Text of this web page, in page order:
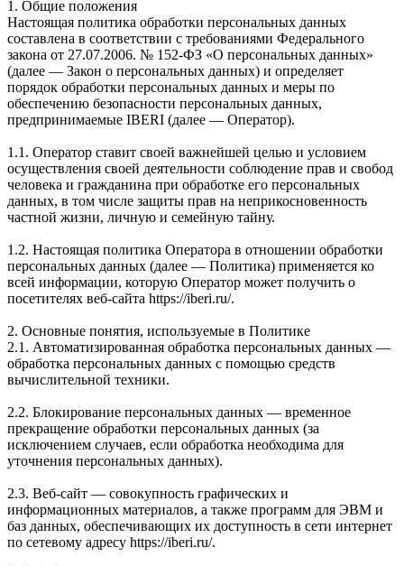
1. Общие положения
Настоящая политика обработки персональных данных
составлена в соответствии с требованиями Федерального
закона от 27.07.2006. № 152-ФЗ «О персональных данных»
(далее — Закон о персональных данных) и определяет
порядок обработки персональных данных и меры по
обеспечению безопасности персональных данных,
предпринимаемые IBERI (далее — Оператор).
1.1. Оператор ставит своей важнейшей целью и условием
осуществления своей деятельности соблюдение прав и свобод
человека и гражданина при обработке его персональных
данных, в том числе защиты прав на неприкосновенность
частной жизни, личную и семейную тайну.
1.2. Настоящая политика Оператора в отношении обработки
персональных данных (далее — Политика) применяется ко
всей информации, которую Оператор может получить о
посетителях веб-сайта https://iberi.ru/.
2. Основные понятия, используемые в Политике
2.1. Автоматизированная обработка персональных данных —
обработка персональных данных с помощью средств
вычислительной техники.
2.2. Блокирование персональных данных — временное
прекращение обработки персональных данных (за
исключением случаев, если обработка необходима для
уточнения персональных данных).
2.3. Веб-сайт — совокупность графических и
информационных материалов, а также программ для ЭВМ и
баз данных, обеспечивающих их доступность в сети интернет
по сетевому адресу https://iberi.ru/.